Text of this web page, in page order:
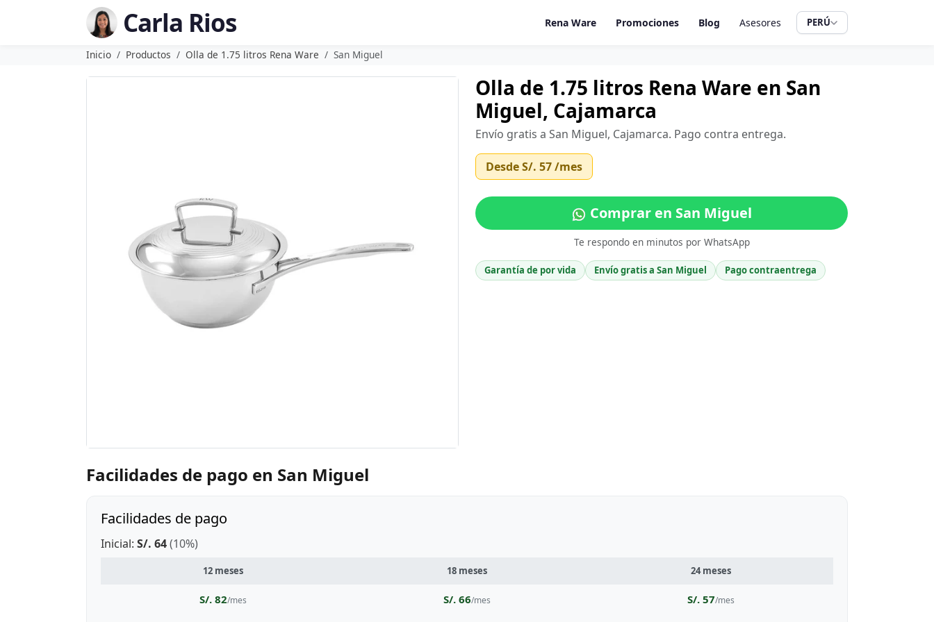
Carla Rios Rena Ware Promociones Blog Asesores PERÚ
Inicio Productos Olla de 1.75 litros Rena Ware San Miguel
Olla de 1.75 litros Rena Ware en San
Miguel, Cajamarca
Envío gratis a San Miguel, Cajamarca. Pago contra entrega.
DesdeS/. 57/mes
Comprar en San Miguel
Te respondo en minutos por WhatsApp
Garantía de por vida Envío gratis a San Miguel Pago contraentrega
Facilidades de pago en San Miguel
Facilidades de pago
Inicial: S/. 64(10%)
12 meses 18 meses 24 meses
S/. 82/mes S/. 66/mes S/. 57/mes